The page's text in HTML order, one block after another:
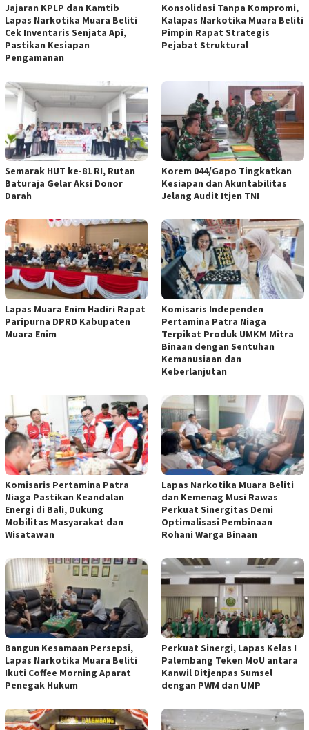
Jajaran KPLP dan Kamtib
Lapas Narkotika Muara Beliti
Cek Inventaris Senjata Api,
Pastikan Kesiapan
Pengamanan
Konsolidasi Tanpa Kompromi,
Kalapas Narkotika Muara Beliti
Pimpin Rapat Strategis
Pejabat Struktural
Semarak HUT ke-81 RI, Rutan
Baturaja Gelar Aksi Donor
Darah
Korem 044/Gapo Tingkatkan
Kesiapan dan Akuntabilitas
Jelang Audit Itjen TNI
Lapas Muara Enim Hadiri Rapat
Paripurna DPRD Kabupaten
Muara Enim
Komisaris Independen
Pertamina Patra Niaga
Terpikat Produk UMKM Mitra
Binaan dengan Sentuhan
Kemanusiaan dan
Keberlanjutan
Komisaris Pertamina Patra
Niaga Pastikan Keandalan
Energi di Bali, Dukung
Mobilitas Masyarakat dan
Wisatawan
Lapas Narkotika Muara Beliti
dan Kemenag Musi Rawas
Perkuat Sinergitas Demi
Optimalisasi Pembinaan
Rohani Warga Binaan
Bangun Kesamaan Persepsi,
Lapas Narkotika Muara Beliti
Ikuti Coffee Morning Aparat
Penegak Hukum
Perkuat Sinergi, Lapas Kelas I
Palembang Teken MoU antara
Kanwil Ditjenpas Sumsel
dengan PWM dan UMP